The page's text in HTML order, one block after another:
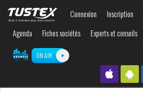
contenu
Connexion Inscription
Agenda
Fiches sociétés Experts et conseils
ON AIR